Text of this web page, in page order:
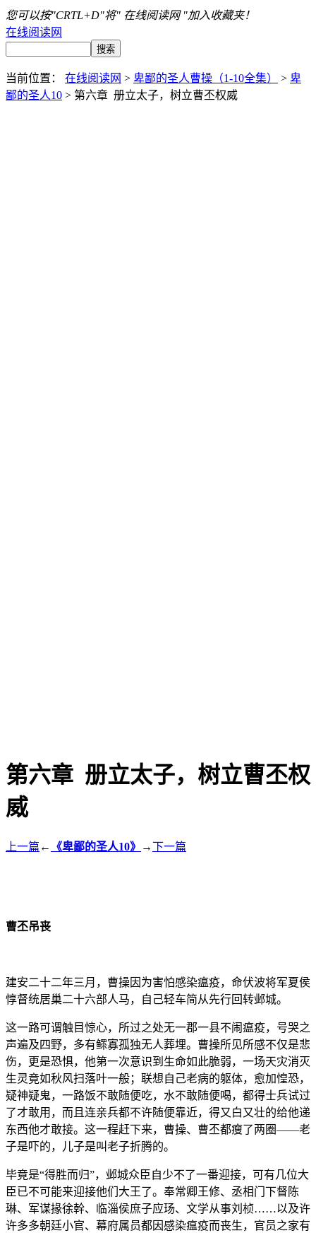
您可以按"CRTL+D"将" 在线阅读网 "加入收藏夹！
在线阅读网
当前位置： 在线阅读网 > 卑鄙的圣人曹操（1-10全集） > 卑
鄙的圣人10 > 第六章 册立太子，树立曹丕权威
第六章 册立太子，树立曹丕权
威
上一篇 ← 《卑鄙的圣人10》 →下一篇
曹丕吊丧
建安二十二年三月，曹操因为害怕感染瘟疫，命伏波将军夏侯
惇督统居巢二十六部人马，自己轻车简从先行回转邺城。
这一路可谓触目惊心，所过之处无一郡一县不闹瘟疫，号哭之
声遍及四野，多有鳏寡孤独无人葬埋。曹操所见所感不仅是悲
伤，更是恐惧，他第一次意识到生命如此脆弱，一场天灾消灭
生灵竟如秋风扫落叶一般；联想自己老病的躯体，愈加惶恐，
疑神疑鬼，一路饭不敢随便吃，水不敢随便喝，都得士兵试过
了才敢用，而且连亲兵都不许随便靠近，得又白又壮的给他递
东西他才敢接。这一程赶下来，曹操、曹丕都瘦了两圈——老
子是吓的，儿子是叫老子折腾的。
毕竟是“得胜而归”，邺城众臣自少不了一番迎接，可有几位大
臣已不可能来迎接他们大王了。奉常卿王修、丞相门下督陈
琳、军谋掾徐幹、临淄侯庶子应玚、文学从事刘桢……以及许
许多多朝廷小官、幕府属员都因感染瘟疫而丧生，官员之家有